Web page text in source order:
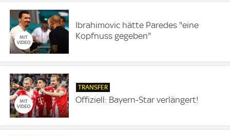
Ibrahimovic hätte Paredes "eine
Kopfnuss gegeben"
TRANSFER
Offiziell: Bayern-Star verlängert!